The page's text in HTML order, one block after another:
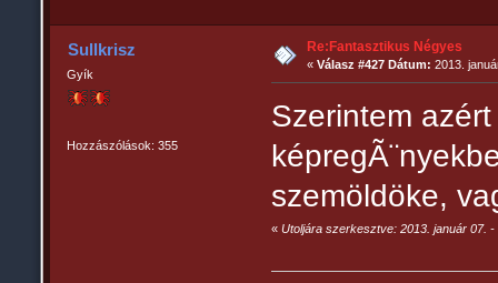
Sullkrisz
Gyík
Hozzászólások: 355
Re:Fantasztikus Négyes
«Válasz #427 Dátum: 2013.
Szerintem
szemöldöke,
«Utoljára szerkesztve: 2013. január 07.